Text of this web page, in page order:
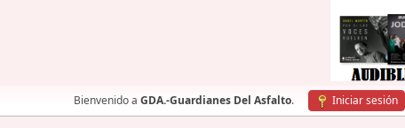
Bienvenido a GDA.-Guardianes Del Asfalto. Iniciar sesión